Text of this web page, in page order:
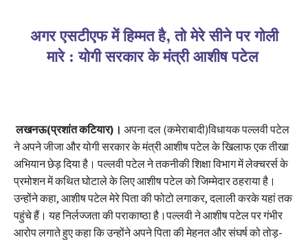
अगर एसटीएफ में हिम्मत है, तो मेरे सीने पर गोली
मारे : योगी सरकार के मंत्री आशीष पटेल
लखनऊ(प्रशांत कटियार)। अपना दल (कमेराबादी)विधायक पल्लवी पटेल
ने अपने जीजा और योगी सरकार के मंत्री आशीष पटेल के खिलाफ एक तीखा
अभियान छेड़ दिया है। पल्लवी पटेल ने तकनीकी शिक्षा विभाग में लेक्चरर्स के
प्रमोशन में कथित घोटाले के लिए आशीष पटेल को जिम्मेदार ठहराया है।
उन्होंने कहा, आशीष पटेल मेरे पिता की फोटो लगाकर, दलाली करके यहां तक
पहुंचे हैं। यह निर्लज्जता की पराकाष्ठा है।पल्लवी ने आशीष पटेल पर गंभीर
आरोप लगाते हुए कहा कि उन्होंने अपने पिता की मेहनत और संघर्ष को तोड़-